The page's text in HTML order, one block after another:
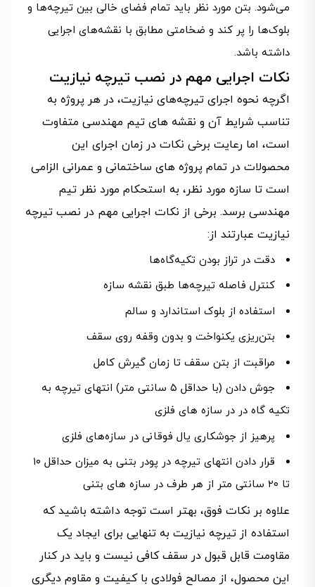
می‌شود. بتن مورد نظر باید تمام فضای خالی بین تیرچه‌ها و
بلوک‌ها را پر کند و ضخامتی مطابق با نقشه‌های اجرایی
داشته باشد.
نکات اجرایی مهم در نصب تیرچه نیازیت
اگرچه نحوه اجرای تیرچه‌های نیازیت، در هر پروژه به
تناسب شرایط آن و نقشه های تیم مهندسی متفاوت
است، اما رعایت برخی نکات در زمان اجرای این
محصولات در تمام پروژه های ساختمانی و عمرانی الزامی
است تا سازه مورد نظر، به استحکام مورد نظر تیم
مهندسی برسد. برخی از نکات اجرایی مهم در نصب تیرچه
نیازیت عبارتند از:
دقت در تراز بودن تکیه‌گاه‌ها
کنترل فاصله تیرچه‌ها طبق نقشه سازه
استفاده از بلوک استاندارد و سالم
بتن‌ریزی یکنواخت و بدون وقفه روی سقف
مراقبت از بتن سقف تا زمان گیرش کامل
جوش دادن (با حداقل ۵ سانتی متر) انتهای تیرچه به
تکیه گاه در در سازه های فلزی
پرهیز از جوشکاری یال فوقانی در سازه‌های فلزی
قرار دادن انتهای تیرچه در پودر بتنی به میزان حداقل ۱۰
تا ۲۰ سانتی متر از هر طرف در سازه های بتنی
علاوه بر نکات فوق، بهتر است توجه داشته باشید که
استفاده از تیرچه نیازیت به تنهایی برای ایجاد یک
مقاومت قابل قبول در سقف کافی نیست و باید در کنار
این محصول، از مصالح فولادی با کیفیت و مقاوم دیگری